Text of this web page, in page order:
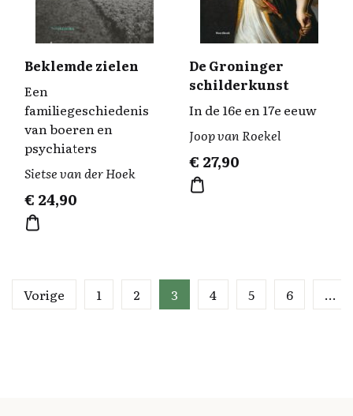
Beklemde zielen
Een
familiegeschiedenis
van boeren en
psychiaters
Sietse van der Hoek
€ 24,90
De Groninger
schilderkunst
In de 16e en 17e eeuw
Joop van Roekel
€ 27,90
Vorige 1 2 3 4 5 6 …